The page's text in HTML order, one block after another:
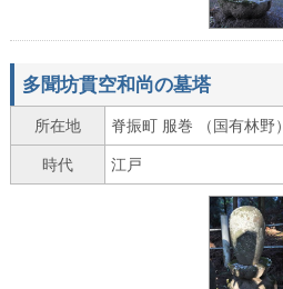
多聞坊貫空和尚の墓塔
所在地 脊振町 服巻 （国有林野）
時代 江戸